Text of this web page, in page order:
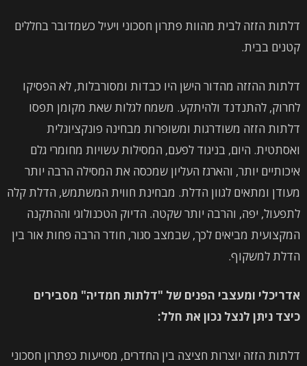
דלתות הזזה לבית מהוות פתרון חסכוני ויעיל כשמדובר בחללים
קטנים בבית.
דלתות ההזזה מהדור הישן היו כבדות ומסורבלות, לא הפסיקו
לחרוק, להתנדנד ולהיתקע. משמח לגלות שאת מקומן תפסו
דלתות הזזה משודרגות ומשופרות מבחינה פונקציונלית
ואסתטית. היום, בניגוד לפעם, המסילות עשויות מחומרי גלם
איכותיים יותר, והארגז העליון שמכסה את המסילה הרבה יותר
מעודן ומתאים לגוון הדלת. מבחינת חווית המשתמש, הדלת קלה
לתפעול, יפה, והרבה יותר שקטה. הדיוק הטכנולוגי וההתקנה
המקצועית מביאים לכך, שבמצב סגור, חודר הרבה פחות אור בין
הדלת למשקוף.
אדריכלי ומעצבי הפנים של "דלתות חמדיה" מסבירים
כיצד ניתן לנצל נכון את חלל:
דלתות הזזה יוצרות חציצה בין החדרים, מסייעות כפתרון חסכוני